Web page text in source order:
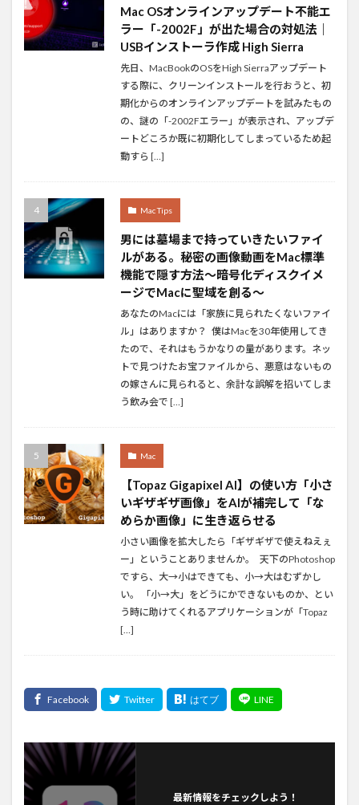
Mac OSオンラインアップデート不能エ
ラー「-2002F」が出た場合の対処法｜
USBインストーラ作成 High Sierra
先日、MacBookのOSをHigh Sierraアップデート
する際に、クリーンインストールを行おうと、初
期化からのオンラインアップデートを試みたもの
の、謎の「-2002Fエラー」が表示され、アップデ
ートどころか既に初期化してしまっているため起
動すら […]
Mac Tips
男には墓場まで持っていきたいファイ
ルがある。秘密の画像動画をMac標準
機能で隠す方法〜暗号化ディスクイメ
ージでMacに聖域を創る〜
あなたのMacには「家族に見られたくないファイ
ル」はありますか？ 僕はMacを30年使用してき
たので、それはもうかなりの量があります。ネッ
トで見つけたお宝ファイルから、悪意はないもの
の嫁さんに見られると、余計な誤解を招いてしま
う飲み会で […]
Mac
【Topaz Gigapixel AI】の使い方「小さ
いギザギザ画像」をAIが補完して「な
めらか画像」に生き返らせる
小さい画像を拡大したら「ギザギザで使えねえぇ
ー」ということありませんか。 天下のPhotoshop
ですら、大→小はできても、小→大はむずかし
い。 「小→大」をどうにかできないものか、とい
う時に助けてくれるアプリケーションが「Topaz
[…]
最新情報をチェックしよう！